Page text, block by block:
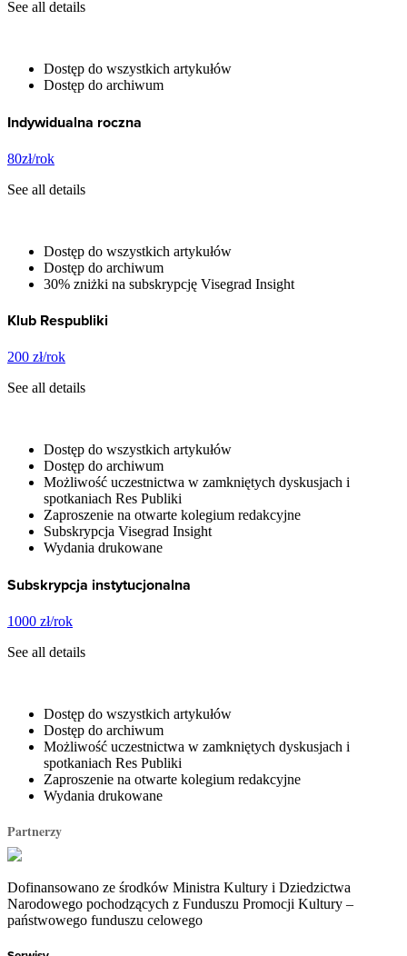
See all details
Dostęp do wszystkich artykułów
Dostęp do archiwum
Indywidualna roczna
80zł/rok
See all details
Dostęp do wszystkich artykułów
Dostęp do archiwum
30% zniżki na subskrypcję Visegrad Insight
Klub Respubliki
200 zł/rok
See all details
Dostęp do wszystkich artykułów
Dostęp do archiwum
Możliwość uczestnictwa w zamkniętych dyskusjach i
spotkaniach Res Publiki
Zaproszenie na otwarte kolegium redakcyjne
Subskrypcja Visegrad Insight
Wydania drukowane
Subskrypcja instytucjonalna
1000 zł/rok
See all details
Dostęp do wszystkich artykułów
Dostęp do archiwum
Możliwość uczestnictwa w zamkniętych dyskusjach i
spotkaniach Res Publiki
Zaproszenie na otwarte kolegium redakcyjne
Wydania drukowane
Partnerzy
Dofinansowano ze środków Ministra Kultury i Dziedzictwa
Narodowego pochodzących z Funduszu Promocji Kultury –
państwowego funduszu celowego